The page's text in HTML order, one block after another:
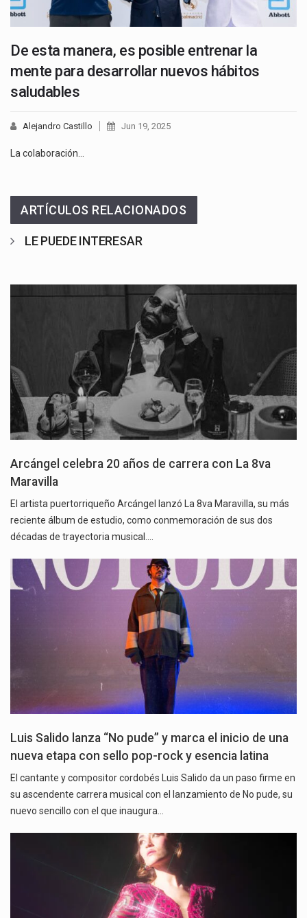
De esta manera, es posible entrenar la
mente para desarrollar nuevos hábitos
saludables
Alejandro Castillo Jun 19, 2025
La colaboración…
ARTÍCULOS RELACIONADOS
LE PUEDE INTERESAR
Arcángel celebra 20 años de carrera con La 8va
Maravilla
El artista puertorriqueño Arcángel lanzó La 8va Maravilla, su más
reciente álbum de estudio, como conmemoración de sus dos
décadas de trayectoria musical.…
Luis Salido lanza “No pude” y marca el inicio de una
nueva etapa con sello pop-rock y esencia latina
El cantante y compositor cordobés Luis Salido da un paso firme en
su ascendente carrera musical con el lanzamiento de No pude, su
nuevo sencillo con el que inaugura…